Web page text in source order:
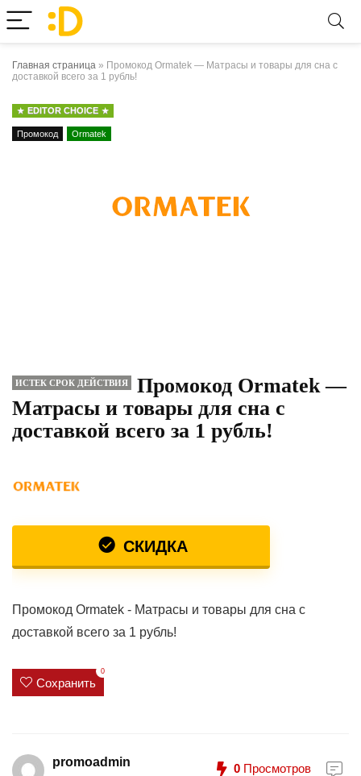
Главная страница » Промокод Ormatek — Матрасы и товары для сна с
доставкой всего за 1 рубль!
EDITOR CHOICE
Промокод Ormatek
ИСТЕК СРОК ДЕЙСТВИЯ
Промокод Ormatek —
Матрасы и товары для сна с
доставкой всего за 1 рубль!
СКИДКА
Промокод Ormatek - Матрасы и товары для сна с
доставкой всего за 1 рубль!
Сохранить
0
promoadmin 0 Просмотров